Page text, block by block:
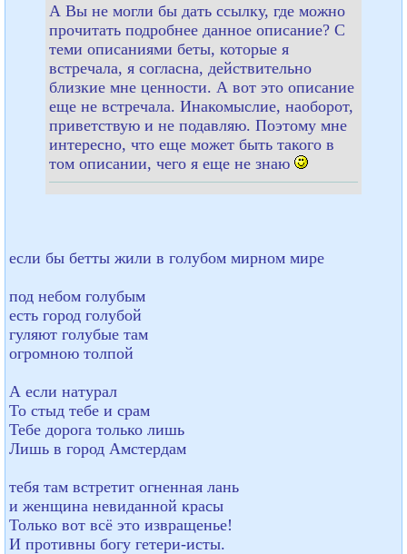
А Вы не могли бы дать ссылку, где можно
прочитать подробнее данное описание? С
теми описаниями беты, которые я
встречала, я согласна, действительно
близкие мне ценности. А вот это описание
еще не встречала. Инакомыслие, наоборот,
приветствую и не подавляю. Поэтому мне
интересно, что еще может быть такого в
том описании, чего я еще не знаю
если бы бетты жили в голубом мирном мире
под небом голубым
есть город голубой
гуляют голубые там
огромною толпой
А если натурал
То стыд тебе и срам
Тебе дорога только лишь
Лишь в город Амстердам
тебя там встретит огненная лань
и женщина невиданной красы
Только вот всё это извращенье!
И противны богу гетери-исты.